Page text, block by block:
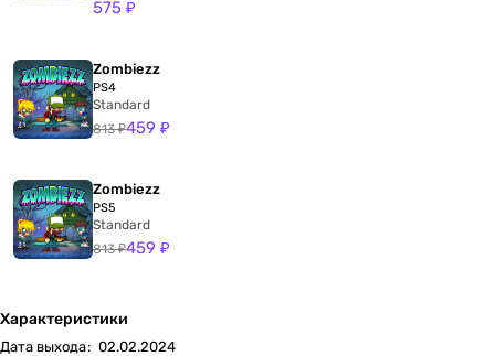
575 ₽
Zombiezz
PS4
Standard
813 ₽459 ₽
Zombiezz
PS5
Standard
813 ₽459 ₽
Характеристики
Дата выхода: 02.02.2024